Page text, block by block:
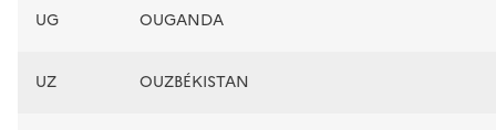
UG OUGANDA
UZ OUZBÉKISTAN